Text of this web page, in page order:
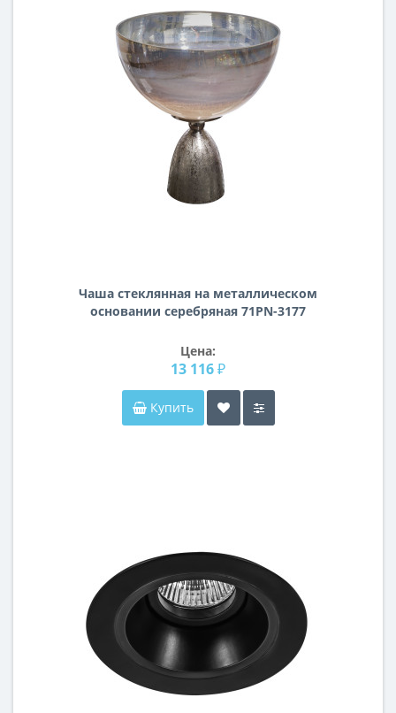
Чаша стеклянная на металлическом
основании серебряная 71PN-3177
Цена:
13 116 ₽
Купить